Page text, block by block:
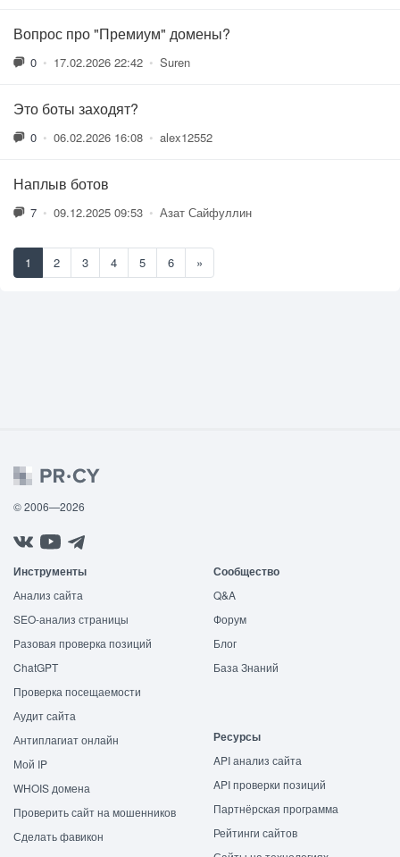
Вопрос про "Премиум" домены?
0 • 17.02.2026 22:42 • Suren
Это боты заходят?
0 • 06.02.2026 16:08 • alex12552
Наплыв ботов
7 • 09.12.2025 09:53 • Азат Сайфуллин
1 2 3 4 5 6 »
© 2006—2026
Инструменты
Анализ сайта
SEO-анализ страницы
Разовая проверка позиций
ChatGPT
Проверка посещаемости
Аудит сайта
Антиплагиат онлайн
Мой IP
WHOIS домена
Проверить сайт на мошенников
Сделать фавикон
Сообщество
Q&A
Форум
Блог
База Знаний
Ресурсы
API анализ сайта
API проверки позиций
Партнёрская программа
Рейтинги сайтов